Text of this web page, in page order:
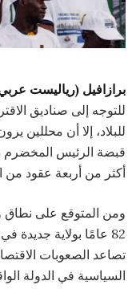
برازافيل (رياليست
للتوجه إلى صناديق
للبلاد، إلا أن محللين
قبضة الرئيس
أكثر من أربعة عقود من
ومن المتوقع على نطاق
82 عامًا بولاية جديدة
تصاعد الصعوبات
السياسية في الدولة